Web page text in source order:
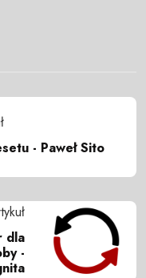
- Paweł Sito
dla
-